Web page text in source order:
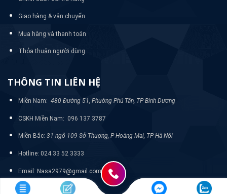
Giao hàng & vận chuyển
Mua hàng và thanh toán
Thỏa thuận người dùng
THÔNG TIN LIÊN HỆ
Miền Nam: 480 Đường 51, Phường Phú Tân, TP Bình Dương
CSKH Miền Nam: 096 137 3787
Miền Bắc: 31 ngõ 109 Sở Thượng, P Hoàng Mai, TP Hà Nội
Hotline: 024 33 52 3333
Email: Nasa2979@gmail.com